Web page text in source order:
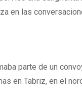
en las
parte de un
en Tabriz, en el